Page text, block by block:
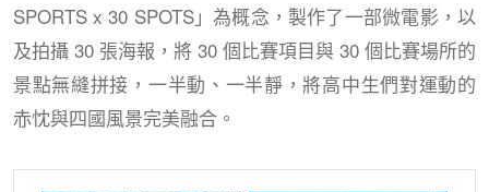
SPORTS x 30 SPOTS」為概念，製作了一部微電影，以
及拍攝 30 張海報，將 30 個比賽項目與 30 個比賽場所的
景點無縫拼接，一半動、一半靜，將高中生們對運動的
赤忱與四國風景完美融合。